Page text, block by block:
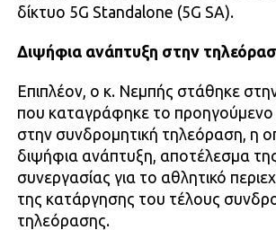
δίκτυο 5G Standalone (5G SA).
Διψήφια ανάπτυξη στην
Επιπλέον, ο κ. Νεμπής στάθηκε
που καταγράφηκε το προηγούμενο
στην συνδρομητική τηλεόραση, η
διψήφια ανάπτυξη, αποτέλεσμα
συνεργασίας για το αθλητικό
της κατάργησης του τέλους
τηλεόρασης.